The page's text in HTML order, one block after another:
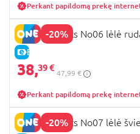
Perkant papildomą prekę
-20%
E-KAINA
BARBIE Basics No06 lėlė
38,39 €
47,99 €
Perkant papildomą prekę
-20%
BARBIE Basics No07 lėlė